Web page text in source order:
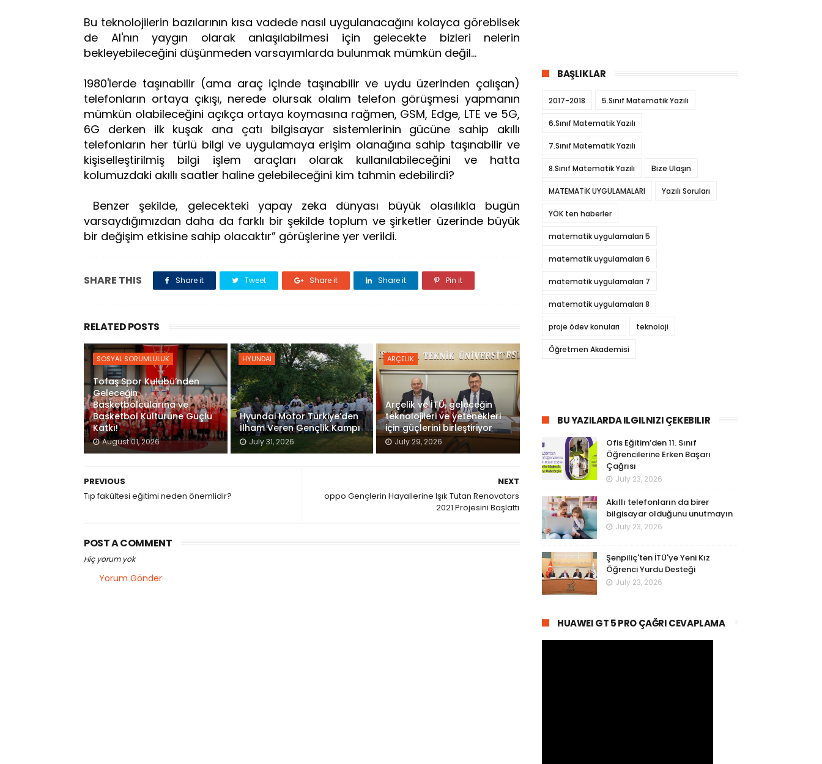
Bu teknolojilerin bazılarının kısa vadede nasıl uygulanacağını kolayca görebilsek
de AI'nın yaygın olarak anlaşılabilmesi için gelecekte bizleri nelerin
bekleyebileceğini düşünmeden varsayımlarda bulunmak mümkün değil…
1980'lerde taşınabilir (ama araç içinde taşınabilir ve uydu üzerinden çalışan)
telefonların ortaya çıkışı, nerede olursak olalım telefon görüşmesi yapmanın
mümkün olabileceğini açıkça ortaya koymasına rağmen, GSM, Edge, LTE ve 5G,
6G derken ilk kuşak ana çatı bilgisayar sistemlerinin gücüne sahip akıllı
telefonların her türlü bilgi ve uygulamaya erişim olanağına sahip taşınabilir ve
kişiselleştirilmiş bilgi işlem araçları olarak kullanılabileceğini ve hatta
kolumuzdaki akıllı saatler haline gelebileceğini kim tahmin edebilirdi?
Benzer şekilde, gelecekteki yapay zeka dünyası büyük olasılıkla bugün
varsaydığımızdan daha da farklı bir şekilde toplum ve şirketler üzerinde büyük
bir değişim etkisine sahip olacaktır” görüşlerine yer verildi.
SHARE THIS Share it Tweet Share it Share it Pin it
RELATED POSTS
SOSYAL SORUMLULUK
Tofaş Spor Kulübü’nden
Geleceğin
Basketbolcularına ve
Basketbol Kültürüne Güçlü
Katkı!
August 01, 2026
HYUNDAI
Hyundai Motor Türkiye’den
İlham Veren Gençlik Kampı
July 31, 2026
ARÇELIK
Arçelik ve İTÜ, geleceğin
teknolojileri ve yetenekleri
için güçlerini birleştiriyor
July 29, 2026
NEXT
oppo Gençlerin Hayallerine Işık Tutan Renovators
2021 Projesini Başlattı
PREVIOUS
Tıp fakültesi eğitimi neden önemlidir?
POST A COMMENT
Hiç yorum yok
Yorum Gönder
BAŞLIKLAR
2017-2018 5.Sınıf Matematik Yazılı
6.Sınıf Matematik Yazılı
7.Sınıf Matematik Yazılı
8.Sınıf Matematik Yazılı Bize Ulaşın
MATEMATİK UYGULAMALARI Yazılı Soruları
YÖK ten haberler
matematik uygulamaları 5
matematik uygulamaları 6
matematik uygulamaları 7
matematik uygulamaları 8
proje ödev konuları teknoloji
Öğretmen Akademisi
BU YAZILARDA ILGILNIZI ÇEKEBILIR
Ofis Eğitim’den 11. Sınıf
Öğrencilerine Erken Başarı
Çağrısı
July 23, 2026
Akıllı telefonların da birer
bilgisayar olduğunu unutmayın
July 23, 2026
Şenpiliç'ten İTÜ'ye Yeni Kız
Öğrenci Yurdu Desteği
July 23, 2026
HUAWEI GT 5 PRO ÇAĞRI CEVAPLAMA